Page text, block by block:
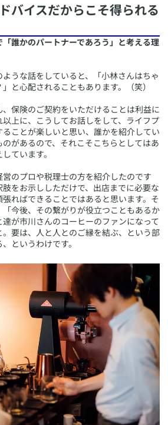
バイスだからこそ得られる
誰かのパートナーであろう」と考える理
うな話をしていると、「小林さんはちゃ
と心配されることもあります。（笑）
保険のご契約をいただけることは利益に
上に、こうしてお話しをして、ライフプ
ことが楽しいと思い、誰かを紹介してい
があるので、それこそこちらとしてはあ
ています。
のプロや税理士の方を紹介したのです
をお示ししただけで、出店までに必要な
ればできることではあると思います。そ
今後、その繋がりが役立つこともあるか
が市川さんのコーヒーのファンになって
。要は、人と人とのご縁を結ぶ、という部
というわけです。